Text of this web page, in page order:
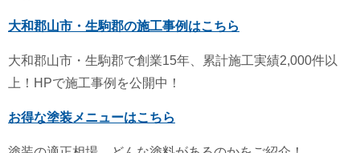
大和郡山市・生駒郡の施工事例はこちら
大和郡山市・生駒郡で創業15年、累計施工実績2,000件以
上！HPで施工事例を公開中！
お得な塗装メニューはこちら